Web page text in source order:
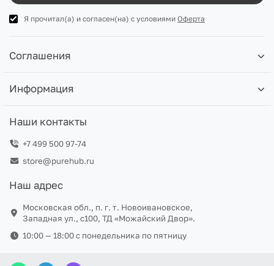
Я прочитал(а) и согласен(на) с условиями Оферта
Соглашения
Информация
Наши контакты
+7 499 500 97-74
store@purehub.ru
Наш адрес
Московская обл., п. г. т. Новоивановское,
Западная ул., с100, ТД «Можайский Двор».
10:00 — 18:00 c понедельника по пятницу